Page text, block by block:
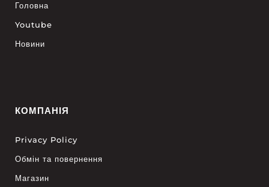
Головна
Youtube
Новини
КОМПАНІЯ
Privacy Policy
Обмін та повернення
Магазин